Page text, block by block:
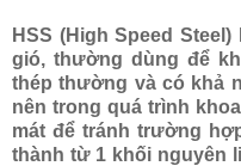
HSS (High Speed
gió, thường dùng để
thép thường và có khả
nên trong quá trình
mát để tránh trường
thành từ 1 khối nguyên